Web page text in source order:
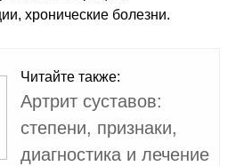
хронические болезни.
Читайте также:
Артрит суставов:
степени, признаки,
диагностика и лечение